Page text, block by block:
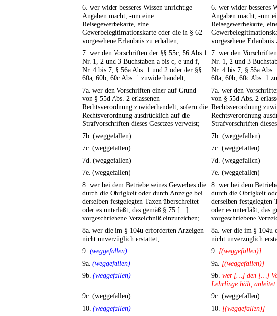
6. wer wider besseres Wissen unrichtige
Angaben macht, -um eine
Reisegewerbekarte, eine
Gewerbelegitimationskarte oder die in § 62
vorgesehene Erlaubnis zu erhalten;
6. wer wider besseres
Angaben macht, -um
Reisegewerbekarte,
vorgesehene Erlaubnis
7. wer den Vorschriften der §§ 55c, 56 Abs.1
Nr. 1, 2 und 3 Buchstaben a bis c, e und f,
Nr. 4 bis 7, § 56a Abs. 1 und 2 oder der §§
60a, 60b, 60c Abs. 1 zuwiderhandelt;
7. wer den
Nr. 1, 2 und 3
Nr. 4 bis 7, § 56a Abs.
60a, 60b, 60c Abs. 1
7a. wer den Vorschriften einer auf Grund
von § 55d Abs. 2 erlassenen
Rechtsverordnung zuwiderhandelt, sofern die
Rechtsverordnung ausdrücklich auf die
Strafvorschriften dieses Gesetzes verweist;
7a. wer den
von § 55d Abs. 2
Rechtsverordnung
Rechtsverordnung
Strafvorschriften
7b. (weggefallen)
7b. (weggefallen)
7c. (weggefallen)
7c. (weggefallen)
7d. (weggefallen)
7d. (weggefallen)
7e. (weggefallen)
7e. (weggefallen)
8. wer bei dem Betriebe seines Gewerbes die
durch die Obrigkeit oder durch Anzeige bei
derselben festgelegten Taxen überschreitet
oder es unterläßt, das gemäß § 75 […]
vorgeschriebene Verzeichniß einzureichen;
8. wer bei dem
durch die Obrigkeit
derselben festgelegten
oder es unterläßt, das
vorgeschriebene
8a. wer die im § 104u erforderten Anzeigen
nicht unverzüglich erstattet;
8a. wer die im § 104u
nicht unverzüglich
9. (weggefallen) 9. [(weggefallen)]
9a. (weggefallen) 9a. [(weggefallen)]
9b. (weggefallen) 9b. wer […] den […]
Lehrlinge hält,
9c. (weggefallen)
9c. (weggefallen)
10. (weggefallen) 10. [(weggefallen)]